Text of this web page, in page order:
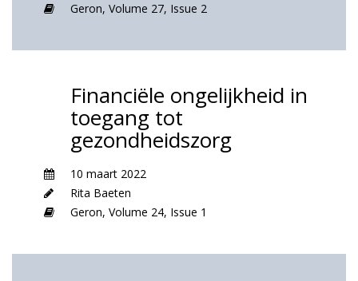
Geron, Volume 27, Issue 2
Financiële ongelijkheid in
toegang tot
gezondheidszorg
10 maart 2022
Rita Baeten
Geron, Volume 24, Issue 1